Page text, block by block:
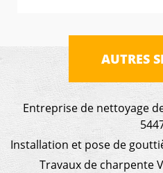
AUTRES
Entreprise de nettoyage
Installation et pose de
Travaux de charpente